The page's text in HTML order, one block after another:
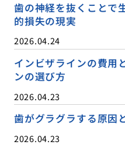
歯の神経を抜くことで
的損失の現実
2026.04.24
インビザラインの費用
ンの選び方
2026.04.23
歯がグラグラする原因
2026.04.23